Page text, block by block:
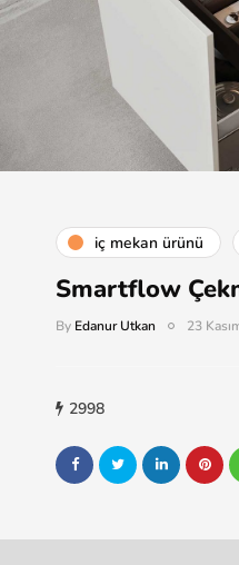
i̇ç mekan ürünü
Smartflow
By Edanur Utkan 23
2998